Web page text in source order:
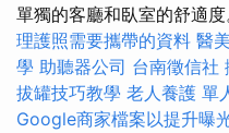
單獨的客廳和臥室的舒適度
理護照需要攜帶的資料 醫
學 助聽器公司 台南徵信社
拔罐技巧教學 老人養護 單
Google商家檔案以提升曝